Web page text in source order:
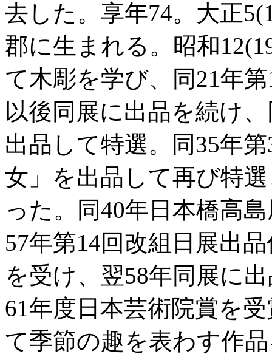
去した。享年74。大正
郡に生まれる。昭和
て木彫を学び、同21年
以後同展に出品を続け
出品して特選。同35年
女」を出品して再び特
った。同40年日本橋高
57年第14回改組日展出
を受け、翌58年同展に
61年度日本芸術院賞を
て季節の趣を表わす作